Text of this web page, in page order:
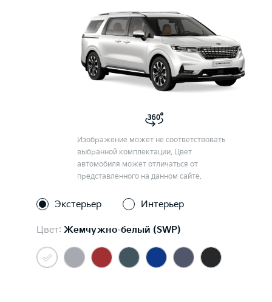
Изображение может не соответствовать
выбранной комплектации. Цвет
автомобиля может отличаться от
представленного на данном сайте.
Экстерьер Интерьер
Цвет: Жемчужно-белый (SWP)